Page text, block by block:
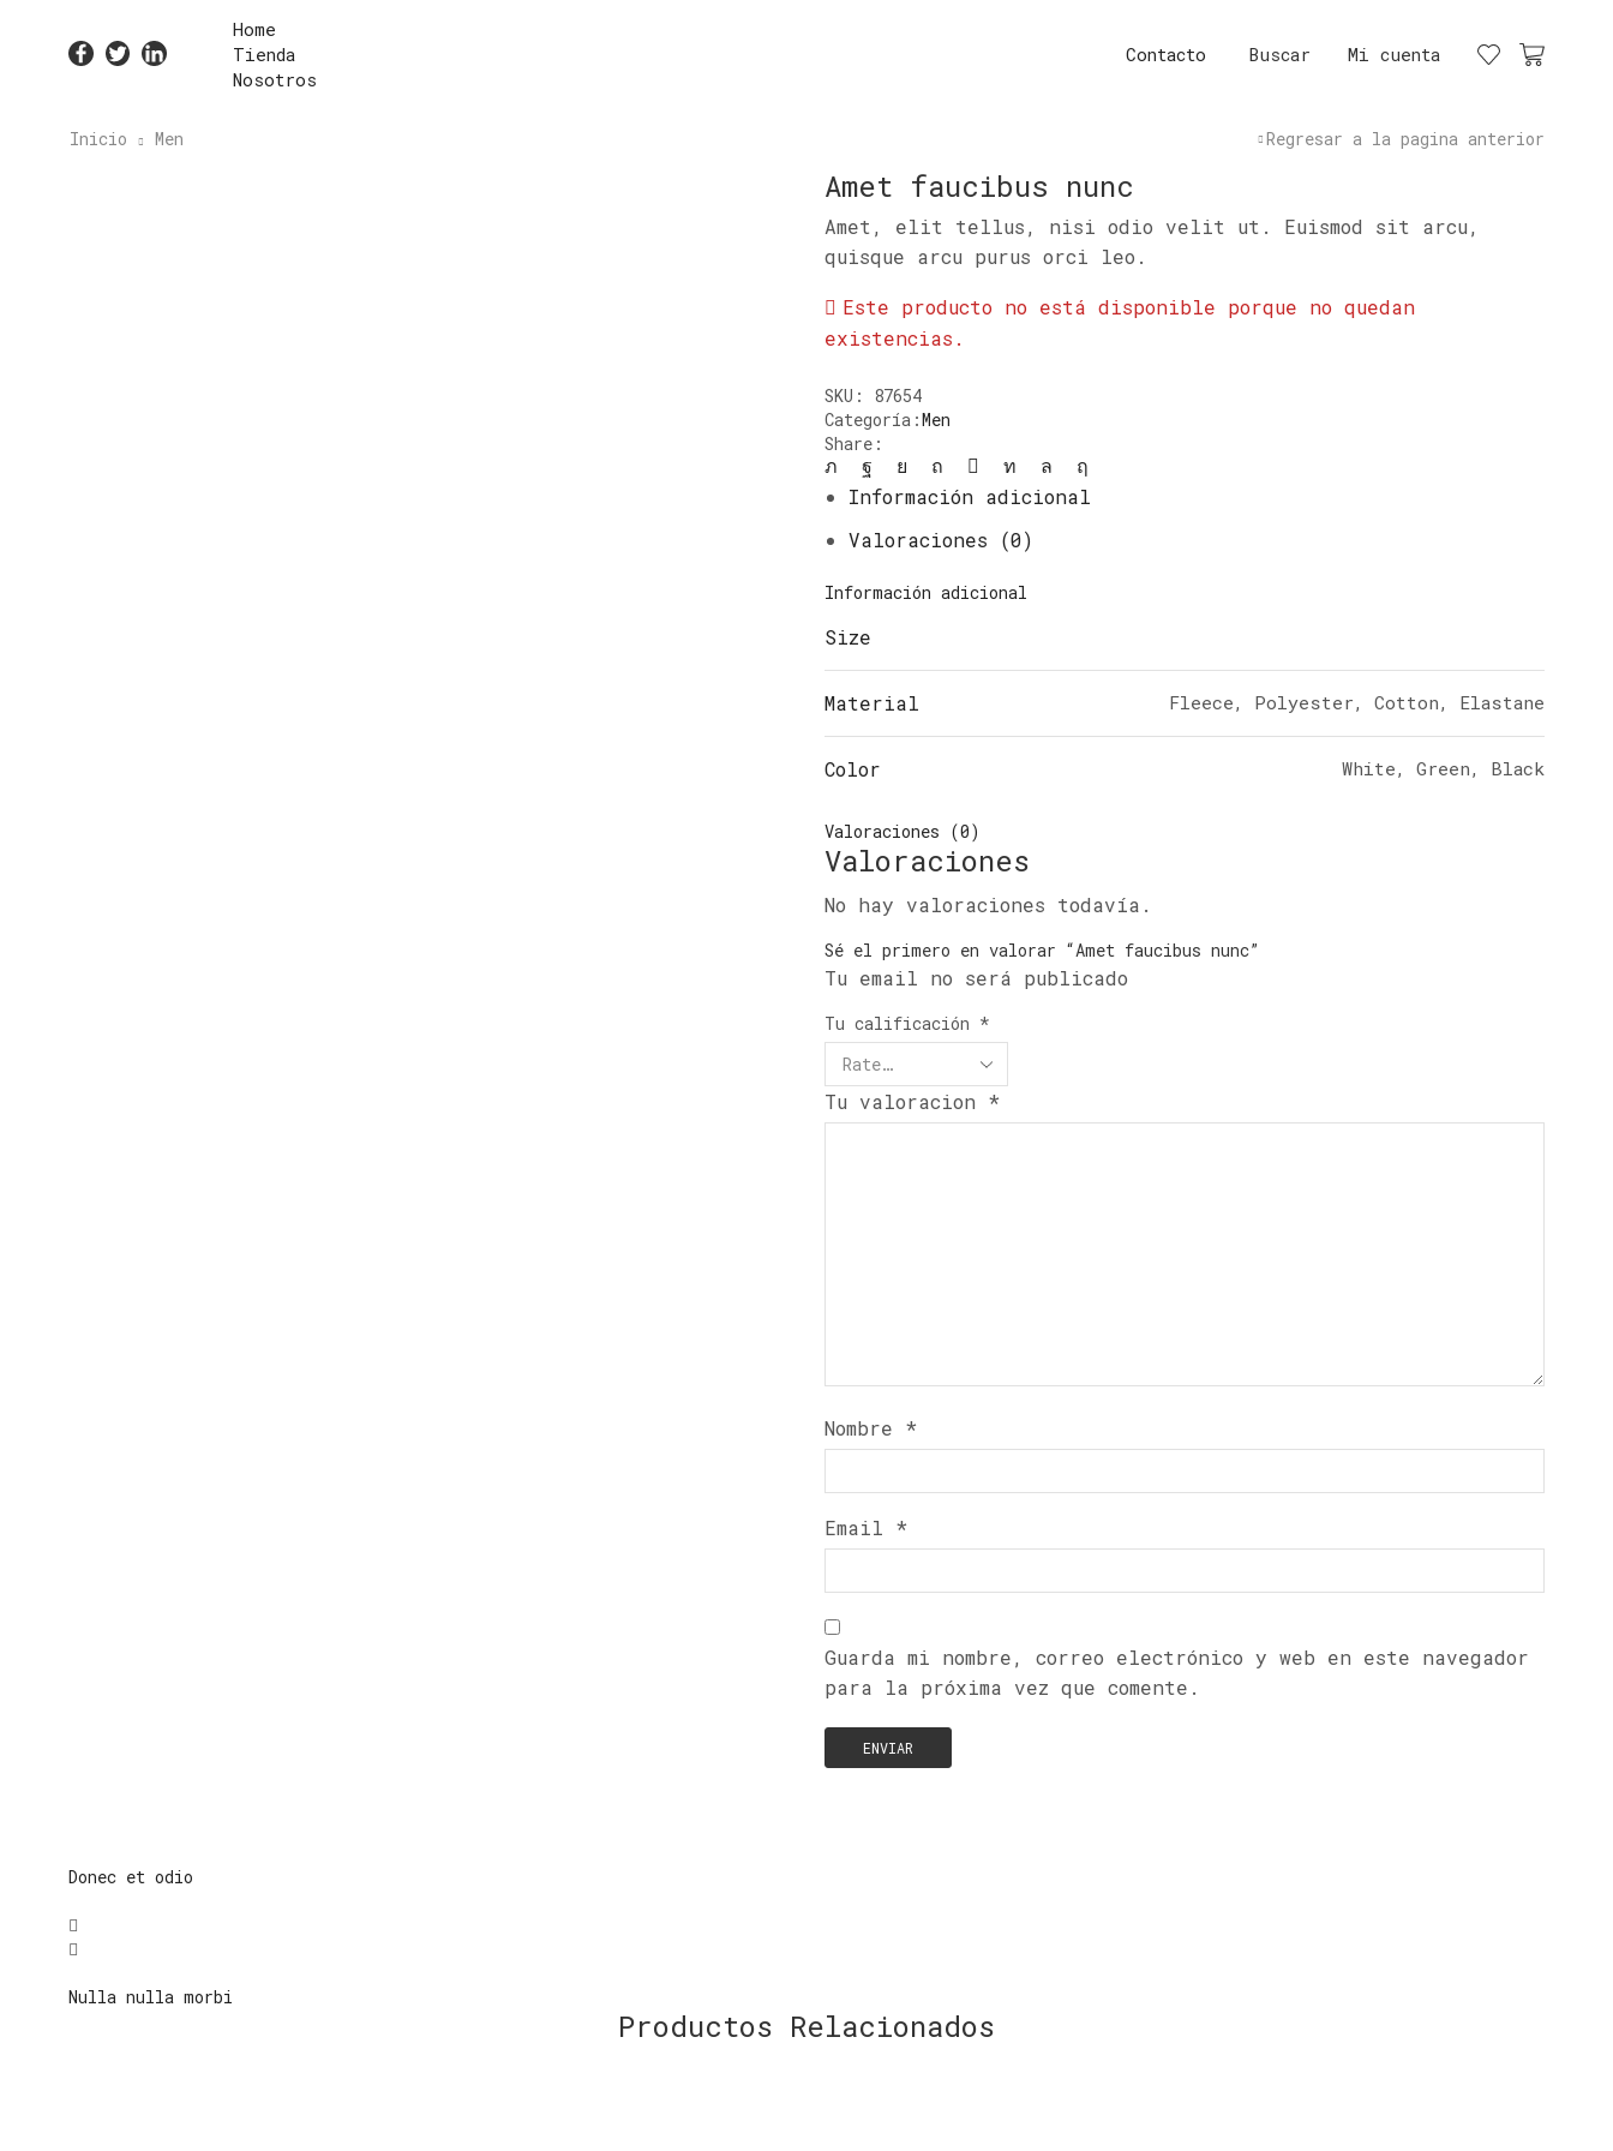
Home
Tienda
Nosotros
Contacto Buscar Mi cuenta
Inicio Men Regresar a la pagina anterior
Amet faucibus nunc
Amet, elit tellus, nisi odio velit ut. Euismod sit arcu,
quisque arcu purus orci leo.
Este producto no está disponible porque no quedan
existencias.
SKU: 87654
Categoría:Men
Share:
Información adicional
Valoraciones (0)
Información adicional
Size
Material Fleece, Polyester, Cotton, Elastane
Color White, Green, Black
Valoraciones (0)
Valoraciones
No hay valoraciones todavía.
Sé el primero en valorar “Amet faucibus nunc”
Tu email no será publicado
Tu calificación *
Tu valoracion *
Nombre *
Email *
Guarda mi nombre, correo electrónico y web en este navegador
para la próxima vez que comente.
Donec et odio
Nulla nulla morbi
Productos Relacionados